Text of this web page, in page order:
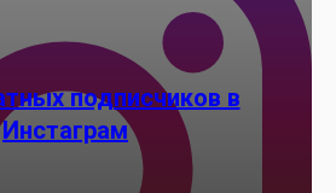
подписчиков в
Инстаграм